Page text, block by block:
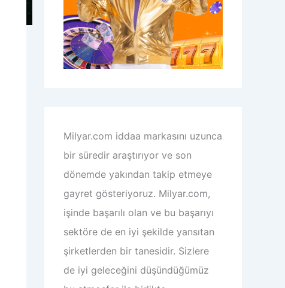
Milyar.com iddaa markasını uzunca
bir süredir araştırıyor ve son
dönemde yakından takip etmeye
gayret gösteriyoruz. Milyar.com,
işinde başarılı olan ve bu başarıyı
sektöre de en iyi şekilde yansıtan
şirketlerden bir tanesidir. Sizlere
de iyi geleceğini düşündüğümüz